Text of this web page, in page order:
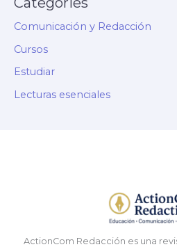
Comunicación y Redacción
Cursos
Estudiar
Lecturas esenciales
ActionCom Redacción es una